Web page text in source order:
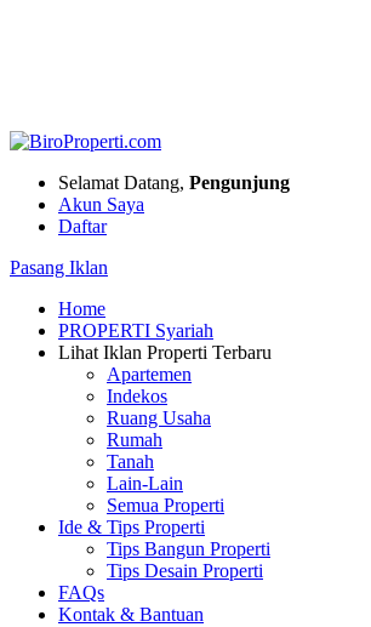
Selamat Datang, Pengunjung
Akun Saya
Daftar
Pasang Iklan
Home
PROPERTI Syariah
Lihat Iklan Properti Terbaru
Apartemen
Indekos
Ruang Usaha
Rumah
Tanah
Lain-Lain
Semua Properti
Ide & Tips Properti
Tips Bangun Properti
Tips Desain Properti
FAQs
Kontak & Bantuan